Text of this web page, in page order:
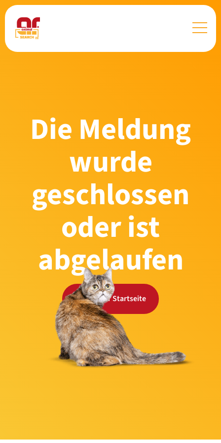
Die Meldung
wurde
geschlossen
oder ist
abgelaufen
Zurück zur Startseite